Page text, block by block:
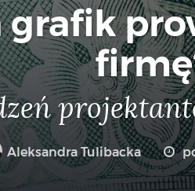
grafik
Aleksandra Tulibacka